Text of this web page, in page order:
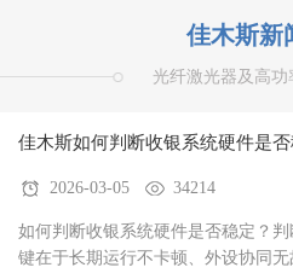
佳木斯新
光纤激光器及高功
佳木斯如何判断收银系统硬件是否
2026-03-05 34214
如何判断收银系统硬件是否稳定？
键在于‌长期运行不卡顿、外设协同